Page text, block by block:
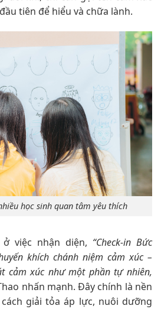
tiên để hiểu và chữa lành.
học sinh quan tâm yêu thích
việc nhận diện, “Check-in Bức
khích chánh niệm cảm xúc –
cảm xúc như một phần tự nhiên,
nhấn mạnh. Đây chính là nền
giải tỏa áp lực, nuôi dưỡng